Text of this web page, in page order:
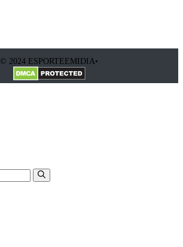
© 2024 ESPORTEEMIDIA•